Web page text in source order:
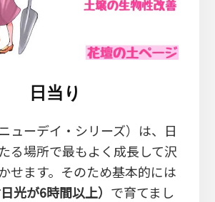
日当り
ューデイ・シリーズ）は、日
る場所で最もよく成長して沢
せます。そのため基本的には
光が6時間以上） で育てまし